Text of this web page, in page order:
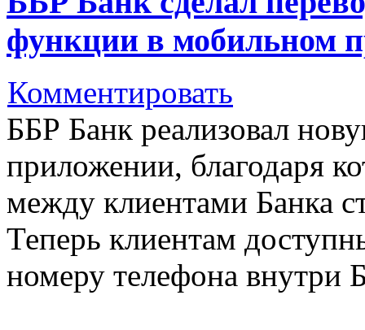
функции в мобильном
Комментировать
ББР Банк реализовал
приложении, благодаря
между клиентами Банка
Теперь клиентам
номеру телефона внутри